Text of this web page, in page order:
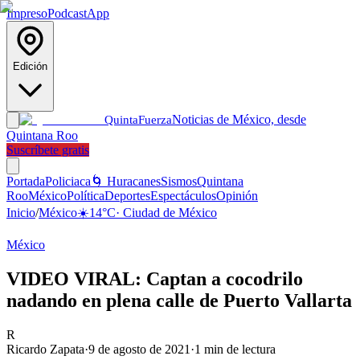
ImpresoPodcastApp
Edición
QuintaFuerzaNoticias de México, desde
Quintana Roo
Suscríbete gratis
PortadaPoliciaca 🌀 HuracanesSismosQuintana
RooMéxicoPolíticaDeportesEspectáculosOpinión
Inicio/México☀️14°C· Ciudad de México
México
VIDEO VIRAL: Captan a cocodrilo
nadando en plena calle de Puerto Vallarta
R
Ricardo Zapata·9 de agosto de 2021 ·1 min de lectura